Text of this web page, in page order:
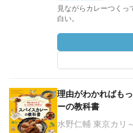
見ながらカレーつく
白い。
理由がわかればも
ーの教科書
水野仁輔 東京カリ